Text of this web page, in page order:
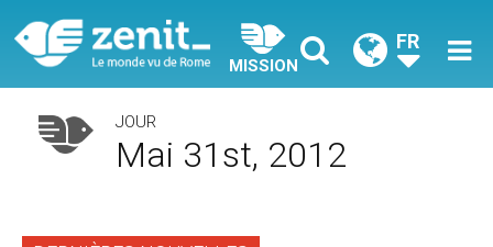
MISSION
FR
JOUR
Mai 31st, 2012